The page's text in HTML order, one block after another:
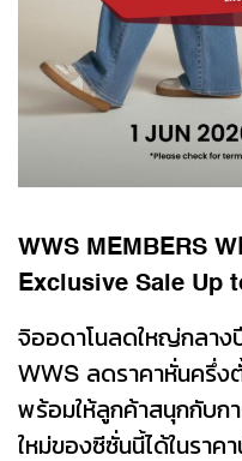
WWS MEMBERS
Exclusive Sale Up
จิออดาโนลดใหญ่กลาง
WWS ลดราคาหั่นครึ่ง
พร้อมให้ลูกค้าสนุกกับก
ใหม่ของซีซั่นนี้ได้ในราค